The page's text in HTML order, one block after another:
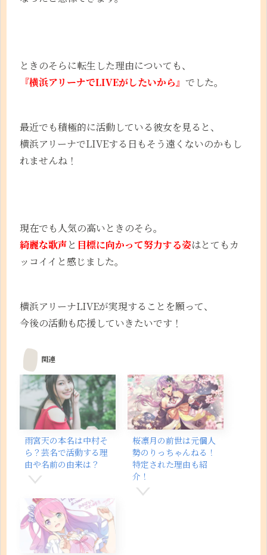
ときのそらに転生した理由についても、
『横浜アリーナでLIVEがしたいから』 でした。
最近でも積極的に活動している彼女を見ると、
横浜アリーナでLIVEする日もそう遠くないのかもし
れませんね！
現在でも人気の高いときのそら。
綺麗な歌声と 目標に向かって努力する姿はとてもカ
ッコイイと感じました。
横浜アリーナLIVEが実現することを願って、
今後の活動も応援していきたいです！
関連
雨宮天の本名は中村そ
ら？芸名で活動する理
由や名前の由来は？
桜凛月の前世は元個人
勢のりっちゃんねる！
特定された理由も紹
介！